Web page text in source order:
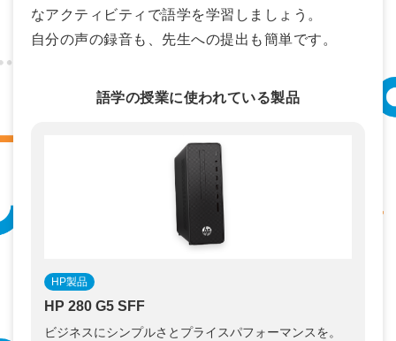
なアクティビティで語学を学習しましょう。
自分の声の録音も、先生への提出も簡単です。
語学の授業に使われている製品
HP製品
HP 280 G5 SFF
ビジネスにシンプルさとプライスパフォーマンスを。